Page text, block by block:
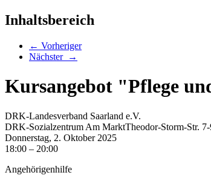
Inhaltsbereich
← Vorheriger
Nächster →
Kursangebot "Pflege
DRK-Landesverband Saarland e.V.
DRK-Sozialzentrum Am MarktTheodor-Storm-Str.
Donnerstag, 2. Oktober 2025
18:00 – 20:00
Angehörigenhilfe